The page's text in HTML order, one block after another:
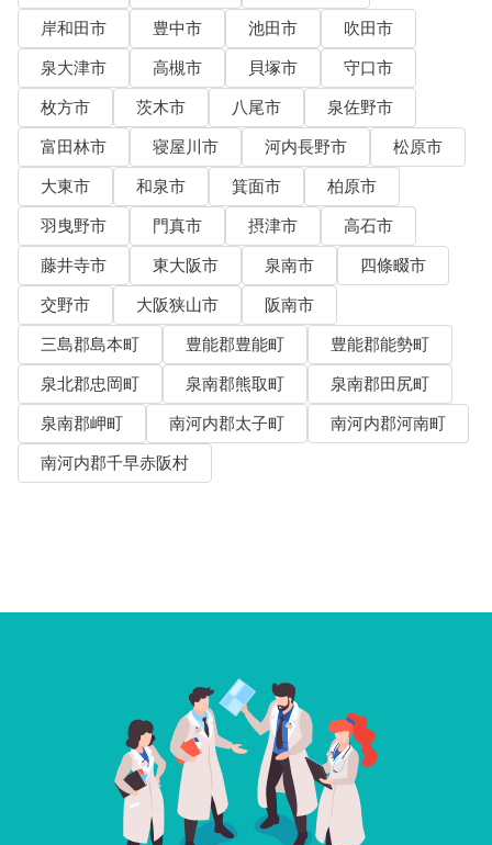
岸和田市
豊中市 池田市
吹田市
泉大津市
高槻市 貝塚市
守口市
枚方市
茨木市 八尾市
泉佐野市
富田林市
寝屋川市 河内長野市
松原市
大東市
和泉市 箕面市
柏原市
羽曳野市
門真市 摂津市
高石市
藤井寺市
東大阪市 泉南市
四條畷市
交野市
大阪狭山市
阪南市
三島郡島本町
豊能郡豊能町
豊能郡能勢町
泉北郡忠岡町
泉南郡熊取町
泉南郡田尻町
泉南郡岬町
南河内郡太子町
南河内郡河南町
南河内郡千早赤阪村